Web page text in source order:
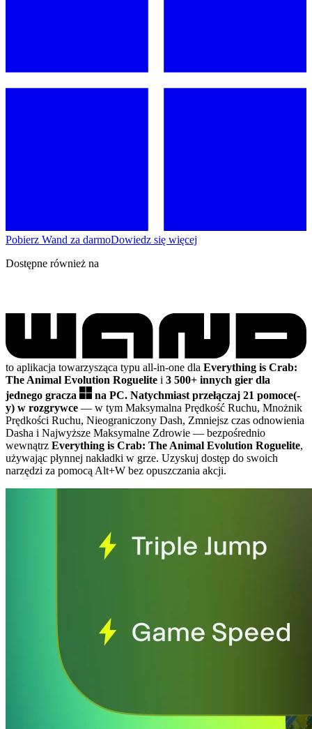
Pobierz Wand za darmoDowiedz się więcej
Dostępne również na
to aplikacja towarzysząca typu all-in-one dla Everything is Crab:
The Animal Evolution Roguelite i 3 500+ innych gier dla
jednego gracza
na PC. Natychmiast przełączaj 21 pomoce(-
y) w rozgrywce — w tym Maksymalna Prędkość Ruchu, Mnożnik
Prędkości Ruchu, Nieograniczony Dash, Zmniejsz czas odnowienia
Dasha i Najwyższe Maksymalne Zdrowie — bezpośrednio
wewnątrz Everything is Crab: The Animal Evolution Roguelite,
używając płynnej nakładki w grze. Uzyskuj dostęp do swoich
narzędzi za pomocą Alt+W bez opuszczania akcji.